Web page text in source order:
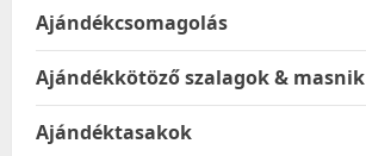
Ajándékcsomagolás
Ajándékkötöző szalagok & masnik
Ajándéktasakok